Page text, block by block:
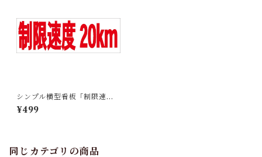
シンプル横型看板「制限速度2
0kｍ(赤)」【駐車場】屋外可
¥499
同じカテゴリの商品